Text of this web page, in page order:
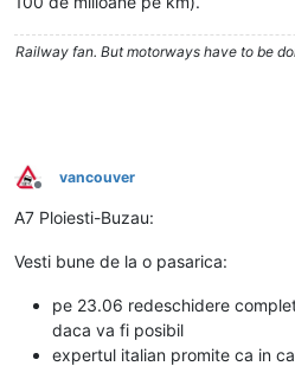
Railway fan. But motorways have to be
Deconectat
vancouver
A7 Ploiesti-Buzau:
Vesti bune de la o pasarica:
pe 23.06 redeschidere
daca va fi posibil
expertul italian promite ca in